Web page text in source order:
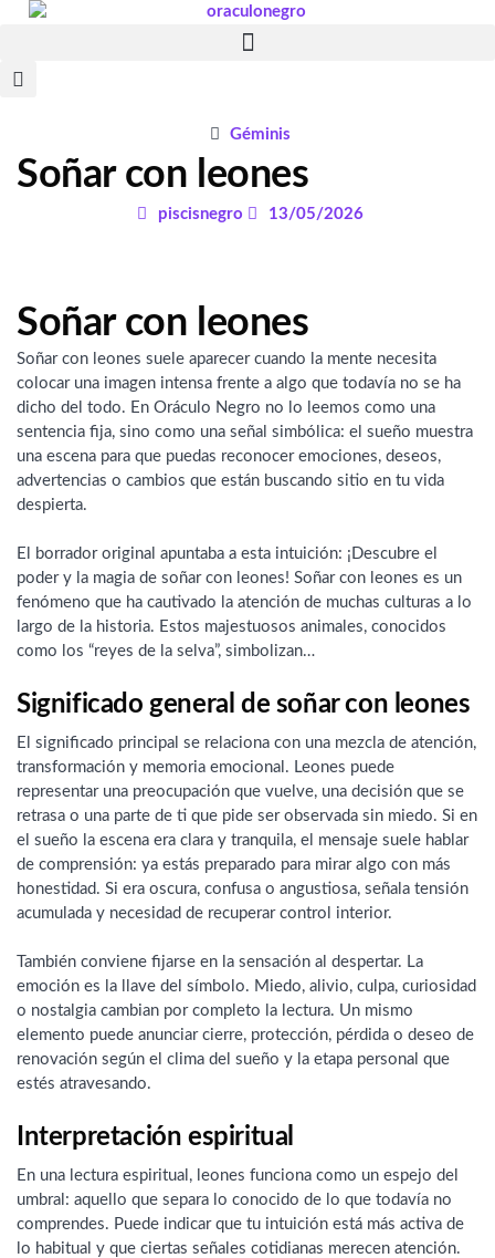
Géminis
Soñar con leones
piscisnegro 13/05/2026
Soñar con leones
Soñar con leones suele aparecer cuando la mente necesita
colocar una imagen intensa frente a algo que todavía no se ha
dicho del todo. En Oráculo Negro no lo leemos como una
sentencia fija, sino como una señal simbólica: el sueño muestra
una escena para que puedas reconocer emociones, deseos,
advertencias o cambios que están buscando sitio en tu vida
despierta.
El borrador original apuntaba a esta intuición: ¡Descubre el
poder y la magia de soñar con leones! Soñar con leones es un
fenómeno que ha cautivado la atención de muchas culturas a lo
largo de la historia. Estos majestuosos animales, conocidos
como los “reyes de la selva”, simbolizan…
Significado general de soñar con leones
El significado principal se relaciona con una mezcla de atención,
transformación y memoria emocional. Leones puede
representar una preocupación que vuelve, una decisión que se
retrasa o una parte de ti que pide ser observada sin miedo. Si en
el sueño la escena era clara y tranquila, el mensaje suele hablar
de comprensión: ya estás preparado para mirar algo con más
honestidad. Si era oscura, confusa o angustiosa, señala tensión
acumulada y necesidad de recuperar control interior.
También conviene fijarse en la sensación al despertar. La
emoción es la llave del símbolo. Miedo, alivio, culpa, curiosidad
o nostalgia cambian por completo la lectura. Un mismo
elemento puede anunciar cierre, protección, pérdida o deseo de
renovación según el clima del sueño y la etapa personal que
estés atravesando.
Interpretación espiritual
En una lectura espiritual, leones funciona como un espejo del
umbral: aquello que separa lo conocido de lo que todavía no
comprendes. Puede indicar que tu intuición está más activa de
lo habitual y que ciertas señales cotidianas merecen atención.